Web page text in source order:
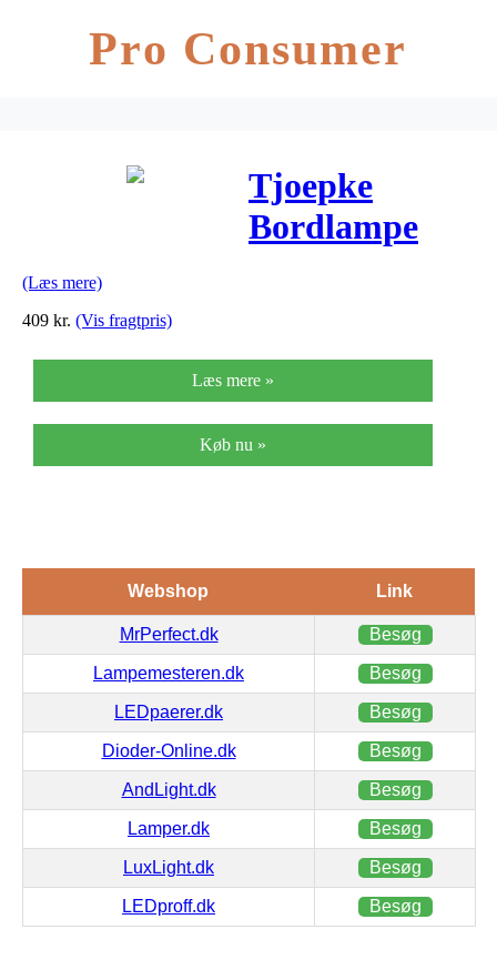
Pro Consumer
Tjoepke
Bordlampe
(Læs mere)
409 kr. (Vis fragtpris)
Læs mere »
Køb nu »
Webshop Link
MrPerfect.dk Besøg
Lampemesteren.dk Besøg
LEDpaerer.dk Besøg
Dioder-Online.dk Besøg
AndLight.dk Besøg
Lamper.dk Besøg
LuxLight.dk Besøg
LEDproff.dk Besøg